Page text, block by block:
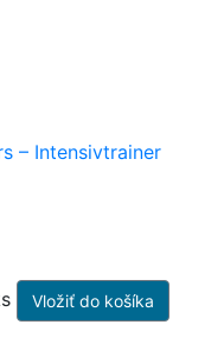
– Intensivtrainer